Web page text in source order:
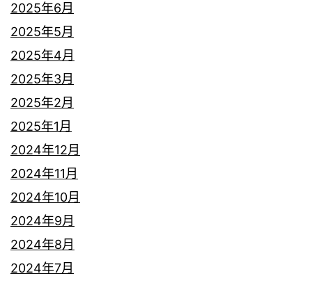
2025年6月
2025年5月
2025年4月
2025年3月
2025年2月
2025年1月
2024年12月
2024年11月
2024年10月
2024年9月
2024年8月
2024年7月